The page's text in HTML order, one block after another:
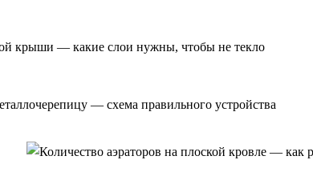
крыши — какие слои нужны, чтобы не текло
— схема правильного устройства